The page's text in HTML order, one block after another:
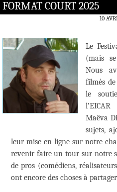
FORMAT COURT 2025
10
Le
(mais
Nous
filmés
le
Maëva
sujets,
leur mise en ligne sur notre
revenir faire un tour sur notre
de pros (comédiens,
ont encore des choses à